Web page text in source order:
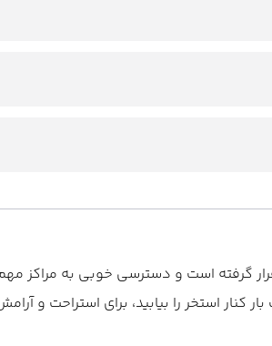
گرفته است و دسترسی خوبی به مراکز
استخر را بیابید، برای استراحت و